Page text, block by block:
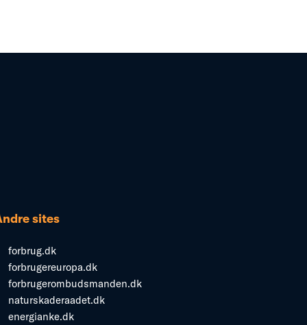
sites
forbrug.dk
forbrugereuropa.dk
forbrugerombudsmanden.dk
naturskaderaadet.dk
energianke.dk